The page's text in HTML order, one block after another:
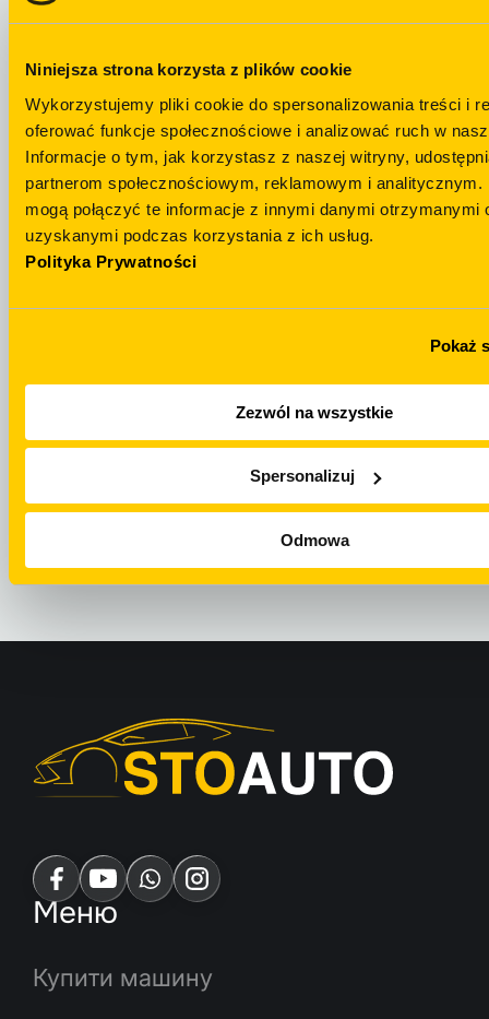
Niniejsza strona korzysta z plików cookie
Wykorzystujemy pliki cookie do spersonalizowania treści i
oferować funkcje społecznościowe i analizować ruch w
Informacje o tym, jak korzystasz z naszej witryny,
partnerom społecznościowym, reklamowym i analitycznym.
mogą połączyć te informacje z innymi danymi otrzymanymi
uzyskanymi podczas korzystania z ich usług.
Polityka Prywatności
Pokaż
Zezwól na wszystkie
Spersonalizuj
Odmowa
Залишились
питання?
+48 694 439 888
Telegram
НАПИСАТИ
WhatsApp
WHATSAPP
Email
Меню
Купити машину